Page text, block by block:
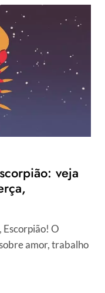
veja
Escorpião! O
amor, trabalho